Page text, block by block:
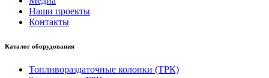
Наши проекты
Контакты
Каталог оборудования
Топливораздаточные колонки (ТРК)